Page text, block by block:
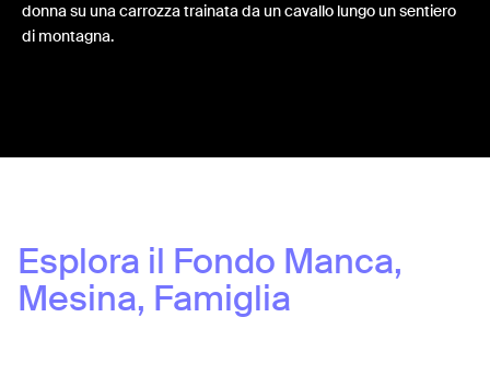
donna su una carrozza trainata da un cavallo lungo un sentiero
di montagna.
Esplora il Fondo Manca,
Mesina, Famiglia